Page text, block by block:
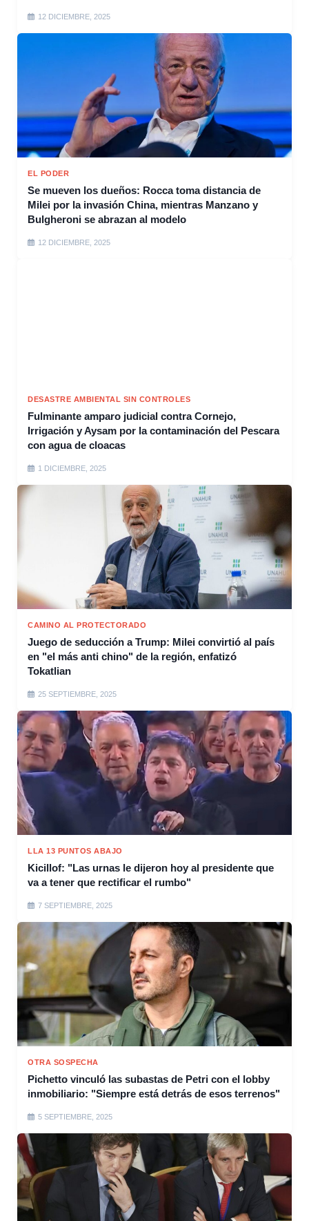
12 DICIEMBRE, 2025
EL PODER
Se mueven los dueños: Rocca toma distancia de
Milei por la invasión China, mientras Manzano y
Bulgheroni se abrazan al modelo
12 DICIEMBRE, 2025
DESASTRE AMBIENTAL SIN CONTROLES
Fulminante amparo judicial contra Cornejo,
Irrigación y Aysam por la contaminación del Pescara
con agua de cloacas
1 DICIEMBRE, 2025
CAMINO AL PROTECTORADO
Juego de seducción a Trump: Milei convirtió al país
en "el más anti chino" de la región, enfatizó
Tokatlian
25 SEPTIEMBRE, 2025
LLA 13 PUNTOS ABAJO
Kicillof: "Las urnas le dijeron hoy al presidente que
va a tener que rectificar el rumbo"
7 SEPTIEMBRE, 2025
OTRA SOSPECHA
Pichetto vinculó las subastas de Petri con el lobby
inmobiliario: "Siempre está detrás de esos terrenos"
5 SEPTIEMBRE, 2025